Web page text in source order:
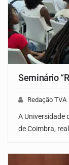
Seminário
Redação TVA
A Universidade
de Coimbra,